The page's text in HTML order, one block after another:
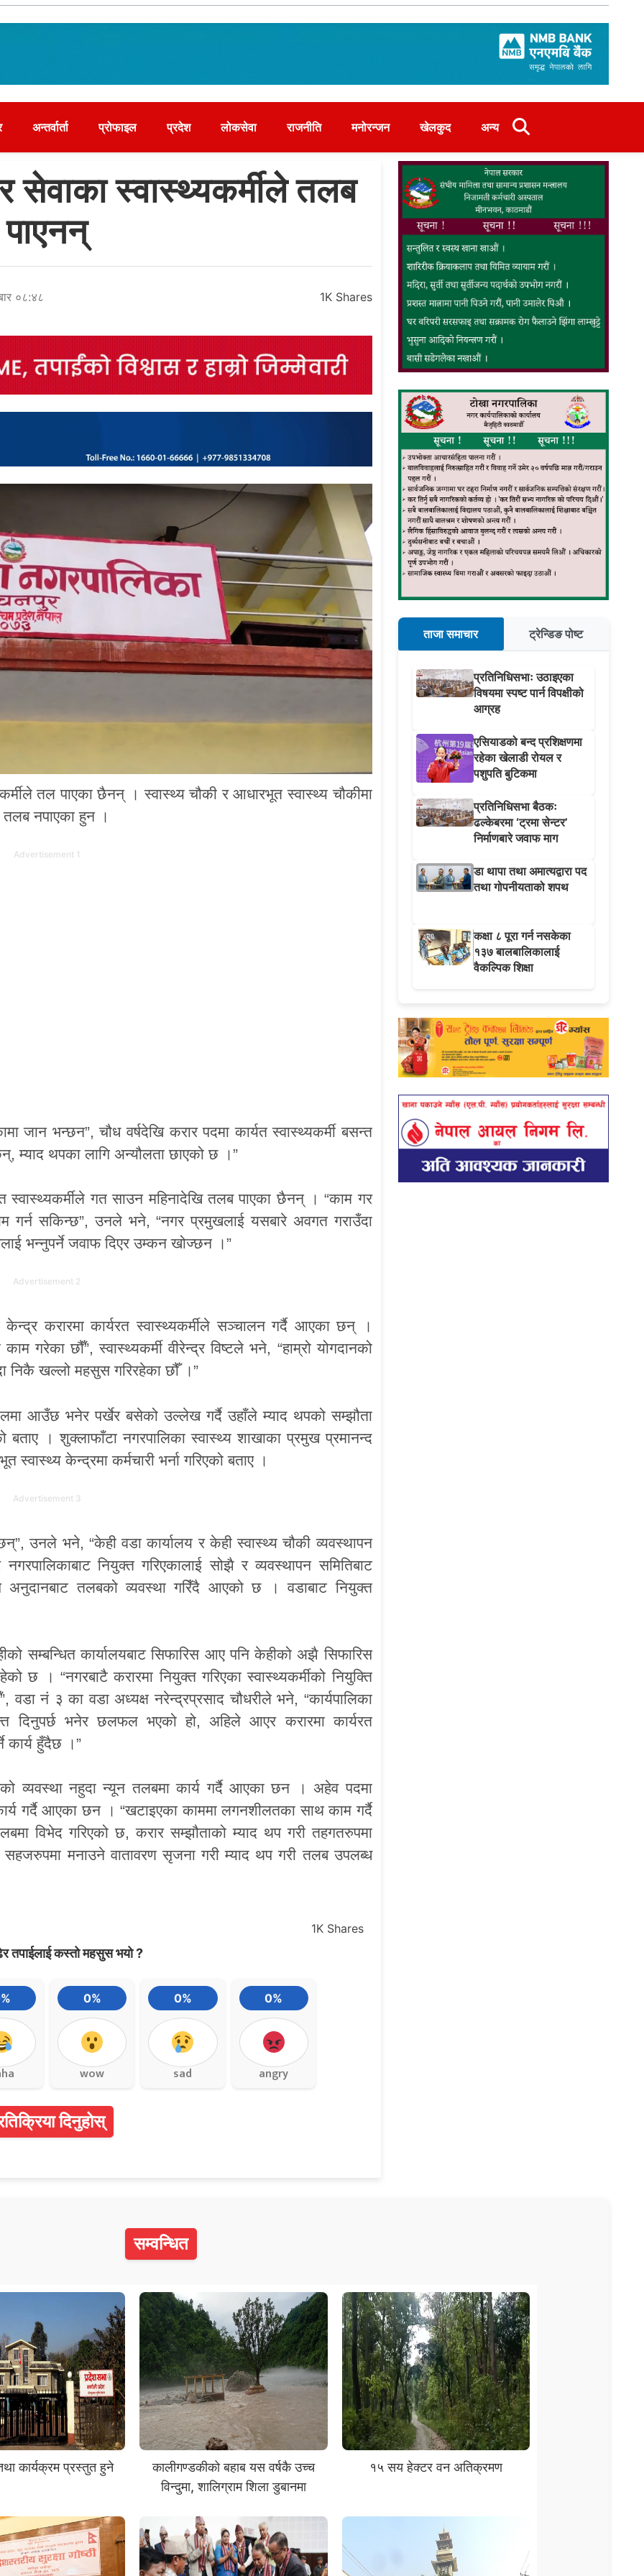
अन्तर्वार्ता प्रोफाइल प्रदेश लोकसेवा राजनीति मनोरन्जन खेलकुद अन्य
सेवाका स्वास्थ्यकर्मीले तलब
पाएनन्
०८:४८ 1K Shares
तल पाएका छैनन् । स्वास्थ्य चौकी र आधारभूत स्वास्थ्य चौकीमा
तलब नपाएका हुन ।
Advertisement 1
जान भन्छन”, चौध वर्षदेखि करार पदमा कार्यत स्वास्थ्यकर्मी बसन्त
म्याद थपका लागि अन्यौलता छाएको छ ।”
स्वास्थ्यकर्मीले गत साउन महिनादेखि तलब पाएका छैनन् । “काम गर
गर्न सकिन्छ”, उनले भने, “नगर प्रमुखलाई यसबारे अवगत गराउँदा
भन्नुपर्ने जवाफ दिएर उम्कन खोज्छन ।”
Advertisement 2
करारमा कार्यरत स्वास्थ्यकर्मीले सञ्चालन गर्दै आएका छन् ।
गरेका छौँ”, स्वास्थ्यकर्मी वीरेन्द्र विष्टले भने, “हाम्रो योगदानको
निकै खल्लो महसुस गरिरहेका छौँ ।”
आउँछ भनेर पर्खेर बसेको उल्लेख गर्दै उहाँले म्याद थपको सम्झौता
। शुक्लाफाँटा नगरपालिका स्वास्थ्य शाखाका प्रमुख प्रमानन्द
केन्द्रमा कर्मचारी भर्ना गरिएको बताए ।
Advertisement 3
उनले भने, “केही वडा कार्यालय र केही स्वास्थ्य चौकी व्यवस्थापन
नियुक्त गरिएकालाई सोझै र व्यवस्थापन समितिबाट
अनुदानबाट तलबको व्यवस्था गरिँदै आएको छ । वडाबाट नियुक्त
सम्बन्धित कार्यालयबाट सिफारिस आए पनि केहीको अझै सिफारिस
। “नगरबाटै करारमा नियुक्त गरिएका स्वास्थ्यकर्मीको नियुक्ति
वडा नं ३ का वडा अध्यक्ष नरेन्द्रप्रसाद चौधरीले भने, “कार्यपालिका
दिनुपर्छ भनेर छलफल भएको हो, अहिले आएर करारमा कार्यरत
कार्य हुँदैछ ।”
व्यवस्था नहुदा न्यून तलबमा कार्य गर्दै आएका छन । अहेव पदमा
गर्दै आएका छन । “खटाइएका काममा लगनशीलतका साथ काम गर्दै
विभेद गरिएको छ, करार सम्झौताको म्याद थप गरी तहगतरुपमा
सहजरुपमा मनाउने वातावरण सृजना गरी म्याद थप गरी तलब उपलब्ध
1K Shares
तपाईलाई कस्तो महसुस भयो ?
0%
wow
0%
sad
0%
angry
दिनुहोस्
ताजा समाचार ट्रेन्डिङ पोष्ट
प्रतिनिधिसभाः उठाइएका
विषयमा स्पष्ट पार्न विपक्षीको
आग्रह
एसियाडको बन्द प्रशिक्षणमा
रहेका खेलाडी रोयल र
पशुपति बुटिकमा
प्रतिनिधिसभा बैठकः
ढल्केबरमा ‘ट्रमा सेन्टर’
निर्माणबारे जवाफ माग
डा थापा तथा अमात्यद्वारा पद
तथा गोपनीयताको शपथ
कक्षा ८ पूरा गर्न नसकेका
१३७ बालबालिकालाई
वैकल्पिक शिक्षा
सम्वन्धित
कार्यक्रम प्रस्तुत हुने
कालीगण्डकीको बहाब यस वर्षकै उच्च
विन्दुमा, शालिग्राम शिला डुबानमा
१५ सय हेक्टर वन अतिक्रमण